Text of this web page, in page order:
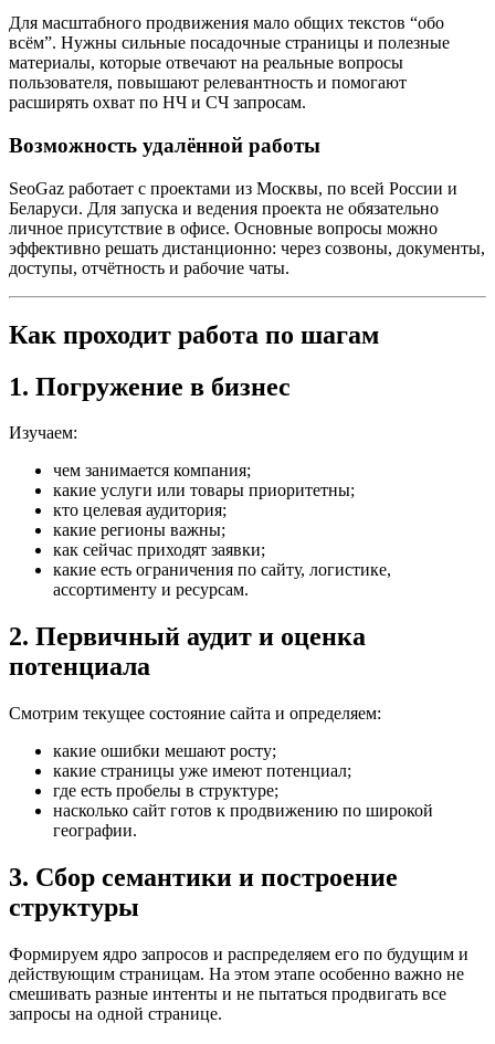
Для масштабного продвижения мало общих текстов “обо
всём”. Нужны сильные посадочные страницы и полезные
материалы, которые отвечают на реальные вопросы
пользователя, повышают релевантность и помогают
расширять охват по НЧ и СЧ запросам.
Возможность удалённой работы
SeoGaz работает с проектами из Москвы, по всей России и
Беларуси. Для запуска и ведения проекта не обязательно
личное присутствие в офисе. Основные вопросы можно
эффективно решать дистанционно: через созвоны, документы,
доступы, отчётность и рабочие чаты.
Как проходит работа по шагам
1. Погружение в бизнес
Изучаем:
чем занимается компания;
какие услуги или товары приоритетны;
кто целевая аудитория;
какие регионы важны;
как сейчас приходят заявки;
какие есть ограничения по сайту, логистике,
ассортименту и ресурсам.
2. Первичный аудит и оценка
потенциала
Смотрим текущее состояние сайта и определяем:
какие ошибки мешают росту;
какие страницы уже имеют потенциал;
где есть пробелы в структуре;
насколько сайт готов к продвижению по широкой
географии.
3. Сбор семантики и построение
структуры
Формируем ядро запросов и распределяем его по будущим и
действующим страницам. На этом этапе особенно важно не
смешивать разные интенты и не пытаться продвигать все
запросы на одной странице.